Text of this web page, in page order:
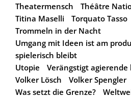
Theatermensch
Théâtre
Titina Maselli
Torquato Tasso
Trommeln in der Nacht
Umgang mit Ideen ist am
spielerisch bleibt
Utopie
Verängstigt
Volker Lösch
Volker Spengler
Was setzt die Grenze?